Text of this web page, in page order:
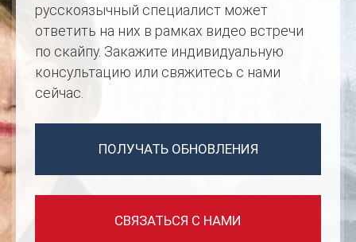
русcкоязычный специалист может
ответить на них в рамках видео встречи
по скайпу. Закажите индивидуальную
консультацию или свяжитесь с нами
сейчас.
ПОЛУЧАТЬ ОБНОВЛЕНИЯ
СВЯЗАТЬСЯ С НАМИ